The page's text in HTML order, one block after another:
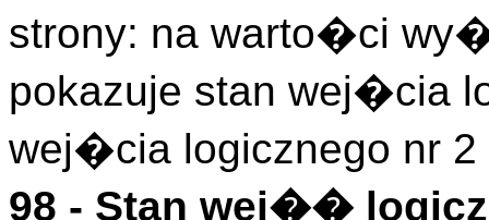
strony: na warto�ci
pokazuje stan wej�cia
wej�cia logicznego nr 2
98 - Stan wej��